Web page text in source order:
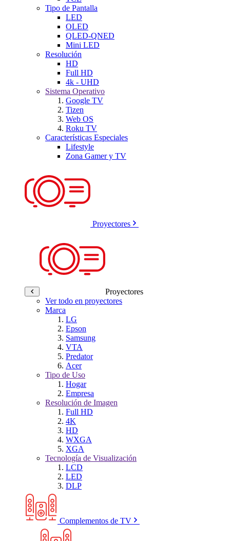
Tipo de Pantalla
LED
OLED
QLED-QNED
Mini LED
Resolución
HD
Full HD
4k - UHD
Sistema Operativo
Google TV
Tizen
Web OS
Roku TV
Características Especiales
Lifestyle
Zona Gamer y TV
Proyectores
Proyectores
Ver todo en proyectores
Marca
LG
Epson
Samsung
VTA
Predator
Acer
Tipo de Uso
Hogar
Empresa
Resolución de Imagen
Full HD
4K
HD
WXGA
XGA
Tecnología de Visualización
LCD
LED
DLP
Complementos de TV